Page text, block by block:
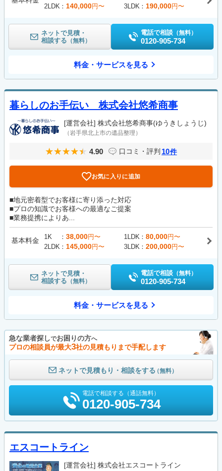
2LDK
140,000円〜 3LDK 190,000円〜
ネットで見積・
相談する （無料）
電話で相談 （無料）
0120-905-734
料金・サービスを見る
暮らしのお手伝い 株式会社悠希商事
[運営会社] 株式会社悠希商事(ゆうきしょうじ)
（岩手県北上市の遺品整理）
4.90 口コミ・評判 10件
お気に入りに追加
■地元密着型でお客様に寄り添った対応
■プロの知識でお客様への最適なご提案
■業務提携によりあ...
基本料金 1K 38,000円〜 1LDK 80,000円〜
2LDK
145,000円〜 3LDK 200,000円〜
ネットで見積・
相談する （無料）
電話で相談 （無料）
0120-905-734
料金・サービスを見る
急な業者探しでお困りの方へ
プロの相談員が最大3社の見積もりまで手配します
ネットで見積もり・相談をする（無料）
電話で相談する（通話無料）
0120-905-734
エスコートライン
[運営会社] 株式会社エスコートライン